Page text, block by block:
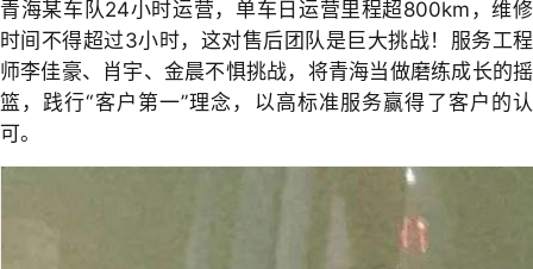
青海某车队24小时运营，单车日运营里程超800km，维修
时间不得超过3小时，这对售后团队是巨大挑战！服务工程
师李佳豪、肖宇、金晨不惧挑战，将青海当做磨练成长的摇
篮，践行“客户第一”理念，以高标准服务赢得了客户的认
可。